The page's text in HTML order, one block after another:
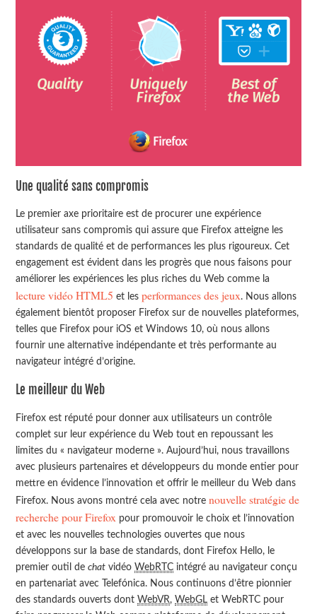
Une qualité sans compromis
Le premier axe prioritaire est de procurer une expérience
utilisateur sans compromis qui assure que Firefox atteigne les
standards de qualité et de performances les plus rigoureux. Cet
engagement est évident dans les progrès que nous faisons pour
améliorer les expériences les plus riches du Web comme la
lecture vidéo HTML5 et lesperformances des jeux. Nous allons
également bientôt proposer Firefox sur de nouvelles plateformes,
telles que Firefox pour iOS et Windows 10, où nous allons
fournir une alternative indépendante et très performante au
navigateur intégré d’origine.
Le meilleur du Web
Firefox est réputé pour donner aux utilisateurs un contrôle
complet sur leur expérience du Web tout en repoussant les
limites du « navigateur moderne ». Aujourd’hui, nous travaillons
avec plusieurs partenaires et développeurs du monde entier pour
mettre en évidence l’innovation et offrir le meilleur du Web dans
Firefox. Nous avons montré cela avec notrenouvelle stratégie de
recherche pour Firefox pour promouvoir le choix et l’innovation
et avec les nouvelles technologies ouvertes que nous
développons sur la base de standards, dont Firefox Hello, le
premier outil dechat vidéoWebRTC intégré au navigateur conçu
en partenariat avec Telefónica. Nous continuons d’être pionnier
des standards ouverts dontWebVR,WebGL et WebRTC pour